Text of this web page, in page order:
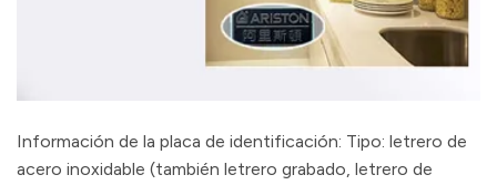
Información de la placa de identificación: Tipo: letrero de
acero inoxidable (también letrero grabado, letrero de